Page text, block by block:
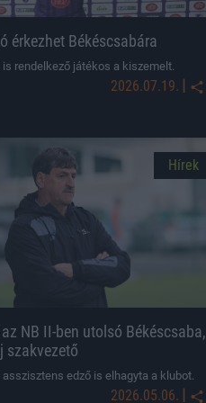
érkezhet Békéscsabára
rendelkező játékos a kiszemelt.
2026.07.19. |
Hírek
NB II-ben utolsó Békéscsaba,
szakvezető
edző is elhagyta a klubot.
2026.05.06. |